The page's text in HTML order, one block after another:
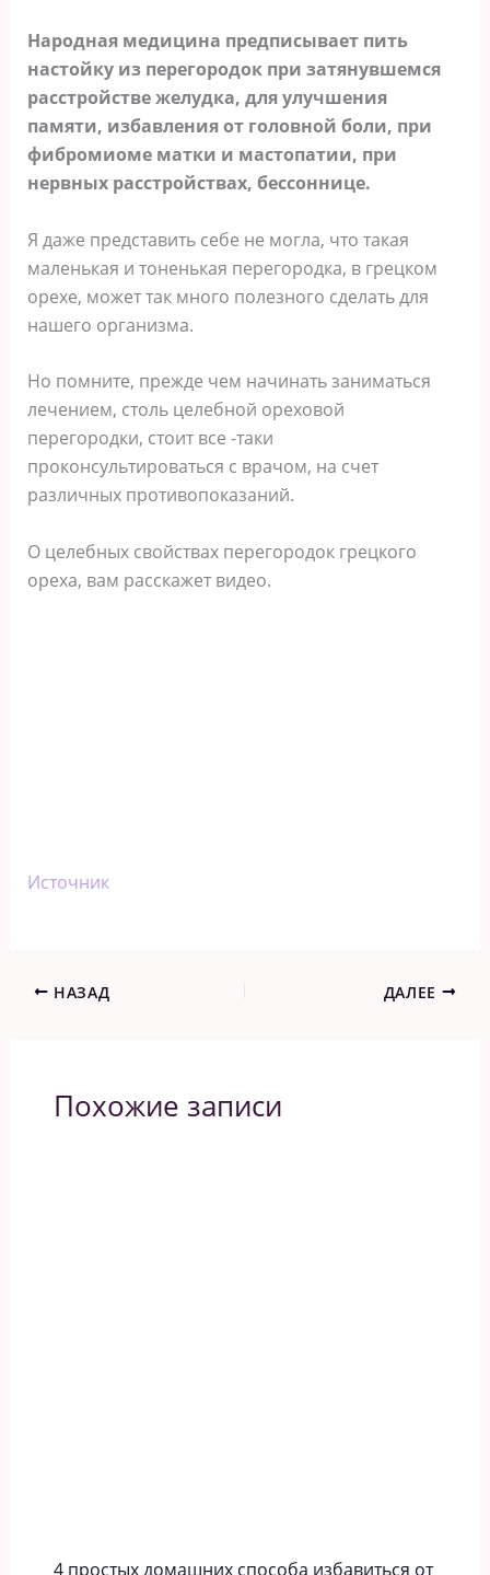
Народная медицина предписывает пить
настойку из перегородок при затянувшемся
расстройстве желудка, для улучшения
памяти, избавления от головной боли, при
фибромиоме матки и мастопатии, при
нервных расстройствах, бессоннице.
Я даже представить себе не могла, что такая
маленькая и тоненькая перегородка, в грецком
орехе, может так много полезного сделать для
нашего организма.
Но помните, прежде чем начинать заниматься
лечением, столь целебной ореховой
перегородки, стоит все -таки
проконсультироваться с врачом, на счет
различных противопоказаний.
О целебных свойствах перегородок грецкого
ореха, вам расскажет видео.
Источник
НАЗАД ДАЛЕЕ
Похожие записи
4 простых домашних способа избавиться от